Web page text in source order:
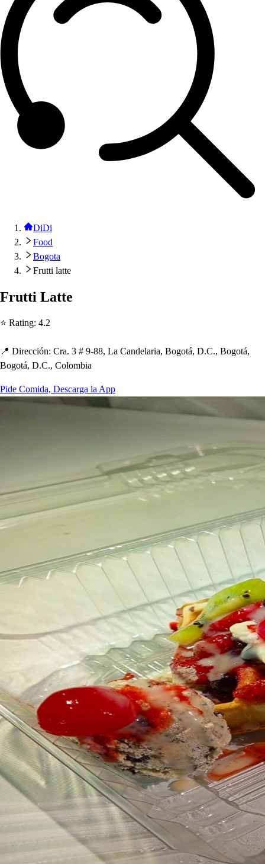
DiDi
Food
Bogota
Frutti latte
Frutti Latte
⭐ Rating: 4.2
📍 Dirección: Cra. 3 # 9-88, La Candelaria, Bogotá, D.C., Bogotá,
Bogotá, D.C., Colombia
Pide Comida, Descarga la App